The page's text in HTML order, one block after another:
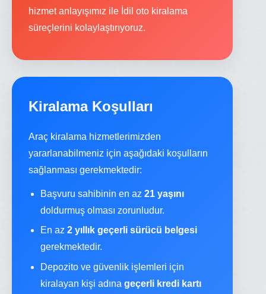
hizmet anlayışımız ile İdil oto kiralama
süreçlerini kolaylaştırıyoruz.
Kiralama Koşulları
Araç kiralama hizmetlerimizden
yararlanabilmeniz için aşağıdaki koşulların
sağlanması gerekmektedir:
Başvuru sahibinin en az 21 yaşını
doldurmuş olması zorunludur.
En az 2 yıllık geçerli sürücü belgesi
gerekmektedir.
Depozito ve güvenlik işlemleri için
kiralayan kişi adına geçerli kredi kartı